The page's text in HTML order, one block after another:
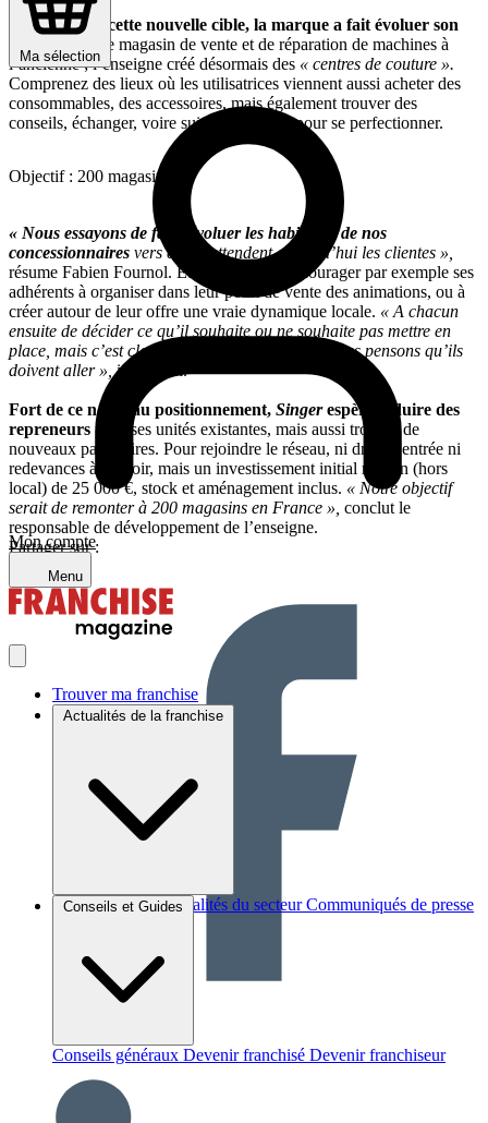
Ma sélection
Mon compte
Menu
Trouver ma franchise
Actualités de la franchise
Brèves et actus Actualités du secteur Communiqués de presse
Conseils et Guides
Conseils généraux Devenir franchisé Devenir franchiseur
Pour séduire cette nouvelle cible, la marque a fait évoluer son
Exit le magasin de vente et de réparation de machines à
l’ancienne ; l’enseigne créé désormais des « centres de couture ».
Comprenez des lieux où les utilisatrices viennent aussi acheter des
consommables, des accessoires, mais également trouver des
conseils, échanger, voire suivre des cours pour se perfectionner.
Objectif : 200 magasins
« Nous essayons de faire évoluer les habitudes de nos
concessionnaires vers ce qu’attendent aujourd’hui les clientes »,
résume Fabien Fournol. Et l’enseigne d’encourager par exemple ses
adhérents à organiser dans leur point de vente des animations, ou à
créer autour de leur offre une vraie dynamique locale. « A chacun
ensuite de décider ce qu’il souhaite ou ne souhaite pas mettre en
place, mais c’est clairement sur cette voie que nous pensons qu’ils
doivent aller »,insiste-t-il.
Fort de ce nouveau positionnement, Singerespère séduire des
repreneurs pour ses unités existantes, mais aussi trouver de
nouveaux partenaires. Pour rejoindre le réseau, ni droit d’entrée ni
redevances à prévoir, mais un investissement initial moyen (hors
local) de 25 000 €, stock et aménagement inclus. « Notre objectif
serait de remonter à 200 magasins en France », conclut le
responsable de développement de l’enseigne.
Partager sur :